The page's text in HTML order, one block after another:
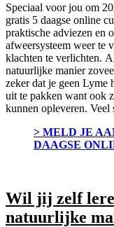
Speciaal voor jou om
gratis 5 daagse online
praktische adviezen en
afweersysteem weer te
klachten te verlichten.
natuurlijke manier
zeker dat je geen Lyme
uit te pakken want ook
kunnen opleveren. Veel
> MELD JE
DAAGSE
Wil jij zelf
natuurlijke